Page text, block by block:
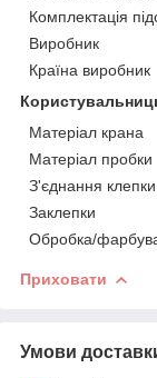
Комплектація
Виробник
Країна виробник
Матеріал крана
Матеріал пробки
З'єднання клепки
Заклепки
Обробка/
Приховати
Умови